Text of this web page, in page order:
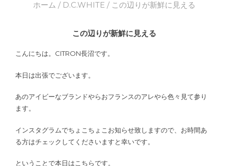
ホーム / D.C.WHITE/ この辺りが新鮮に見える
この辺りが新鮮に見える
こんにちは。CITRON長沼です。
本日は出張でございます。
あのアイビーなブランドやらおフランスのアレやら色々見て参り
ます。
インスタグラムでちょこちょこお知らせ致しますので、お時間あ
る方はチェックしてくださいますと幸いです。
ということで本日はこちらです。